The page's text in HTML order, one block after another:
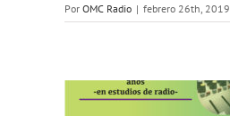
Por OMC Radio | febrero 26th, 2019